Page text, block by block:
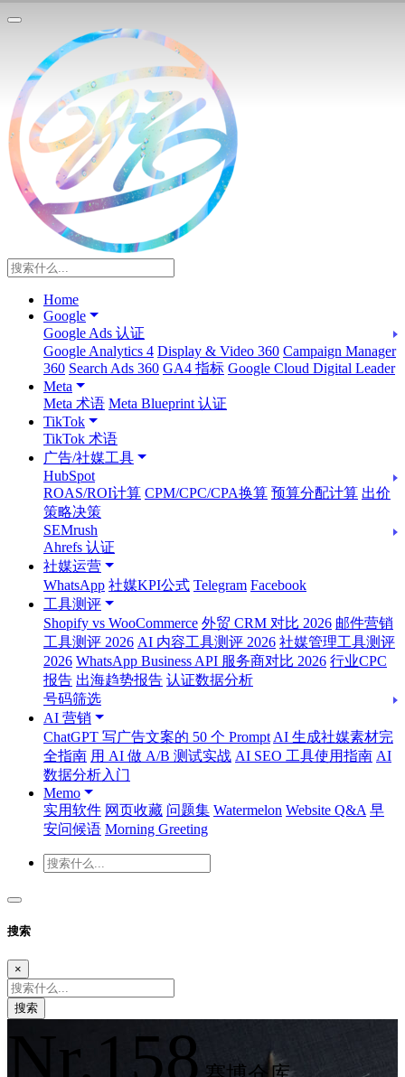
Home
Google
Google Ads 认证
Google Analytics 4 Display & Video 360 Campaign Manager
360 Search Ads 360 GA4 指标 Google Cloud Digital Leader
Meta
Meta 术语 Meta Blueprint 认证
TikTok
TikTok 术语
广告/社媒工具
HubSpot
ROAS/ROI计算 CPM/CPC/CPA换算 预算分配计算 出价
策略决策
SEMrush
Ahrefs 认证
社媒运营
WhatsApp 社媒KPI公式 Telegram Facebook
工具测评
Shopify vs WooCommerce 外贸 CRM 对比 2026 邮件营销
工具测评 2026 AI 内容工具测评 2026 社媒管理工具测评
2026 WhatsApp Business API 服务商对比 2026 行业CPC
报告 出海趋势报告 认证数据分析
号码筛选
AI 营销
ChatGPT 写广告文案的 50 个 Prompt AI 生成社媒素材完
全指南 用 AI 做 A/B 测试实战 AI SEO 工具使用指南 AI
数据分析入门
Memo
实用软件 网页收藏 问题集 Watermelon Website Q&A 早
安问候语 Morning Greeting
搜索
×
搜索
Nr.158